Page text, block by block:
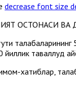
decrease font size
йиллик таваллуд
хатиблар,